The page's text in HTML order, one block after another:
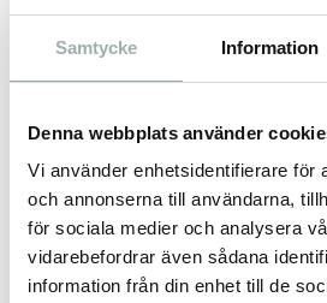
Samtycke Information
Denna webbplats använder
Vi använder enhetsidentifierare för
och annonserna till användarna,
för sociala medier och analysera
vidarebefordrar även sådana
information från din enhet till de
Omdömen
Du